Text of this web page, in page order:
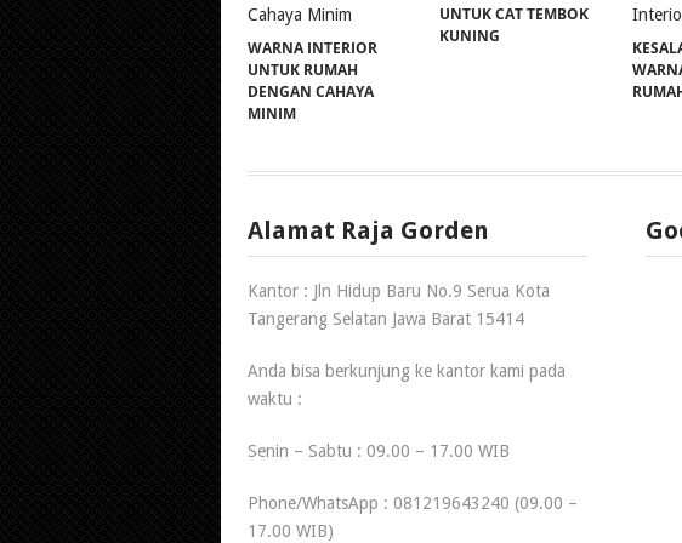
WARNA INTERIOR
UNTUK RUMAH
DENGAN CAHAYA
MINIM
UNTUK CAT TEMBOK
KUNING
Alamat Raja Gorden
Kantor : Jln Hidup Baru No.9 Serua Kota
Tangerang Selatan Jawa Barat 15414
Anda bisa berkunjung ke kantor kami pada
waktu :
Senin – Sabtu : 09.00 – 17.00 WIB
Phone/WhatsApp : 081219643240 (09.00 –
17.00 WIB)